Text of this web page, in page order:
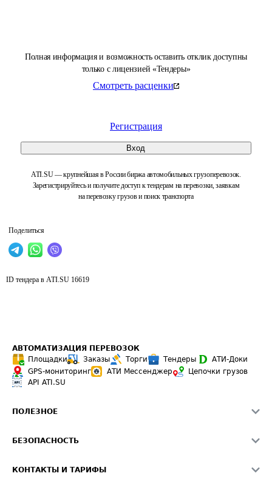
Полная информация и возможность оставить отклик доступны
только с лицензией «Тендеры»
Смотреть расценки
Регистрация
Вход
ATI.SU — крупнейшая в России биржа автомобильных грузоперевозок.
Зарегистрируйтесь и получите доступ к тендерам на перевозки, заявкам
на перевозку грузов и поиск транспорта
Поделиться
ID тендера в ATI.SU 16619
АВТОМАТИЗАЦИЯ ПЕРЕВОЗОК
Площадки
Заказы Торги Тендеры
АТИ-Доки
GPS-мониторинг
АТИ Мессенджер
Цепочки грузов
API ATI.SU
ПОЛЕЗНОЕ
Звезды ATI.SU на вашем сайте
БЕЗОПАСНОСТЬ
КОНТАКТЫ И ТАРИФЫ